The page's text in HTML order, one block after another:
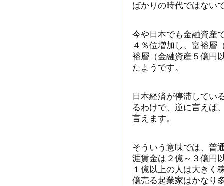
ばかりの時代ではない
今や日本でも金融資産
４％位増加し、富裕層
裕層（金融資産５億円
たようです。
日本経済が停滞してい
るわけで、逆に言えば
言えます。
そういう意味では、普
涯賃金は２億～３億円
１億以上の人は大きく
億売る起業家はかなり